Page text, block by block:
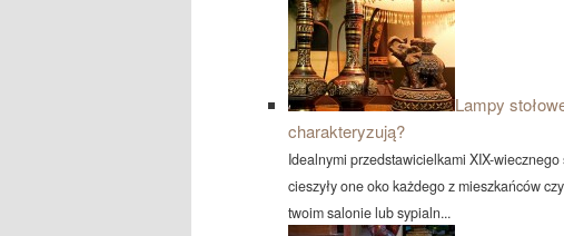
Lampy
charakteryzują?
Idealnymi przedstawicielkami XIX-
cieszyły one oko każdego z mieszkańców
twoim salonie lub sypialn...